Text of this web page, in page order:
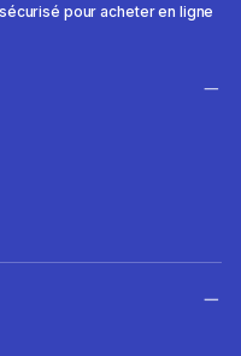
pour acheter en ligne